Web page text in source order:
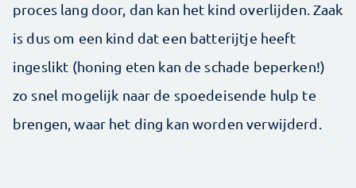
proces lang door, dan kan het kind overlijden. Zaak
is dus om een kind dat een batterijtje heeft
ingeslikt (honing eten kan de schade beperken!)
zo snel mogelijk naar de spoedeisende hulp te
brengen, waar het ding kan worden verwijderd.